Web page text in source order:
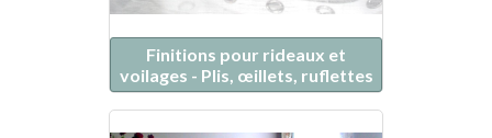
Finitions pour rideaux et
voilages - Plis, œillets, ruflettes